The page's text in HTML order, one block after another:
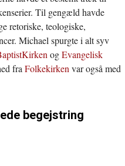
Til gengæld havde
retoriske, teologiske,
Michael spurgte i alt syv
ogEvangelisk
fra Folkekirken var også med
begejstring